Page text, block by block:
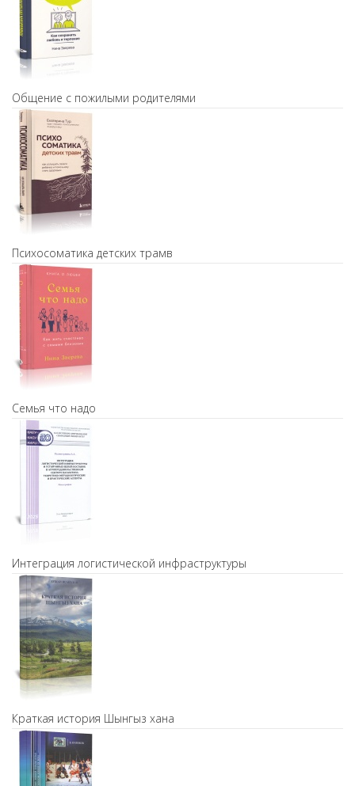
Общение с пожилыми родителями
Психосоматика детских трамв
Семья что надо
Интеграция логистической инфраструктуры
Краткая история Шынгыз хана